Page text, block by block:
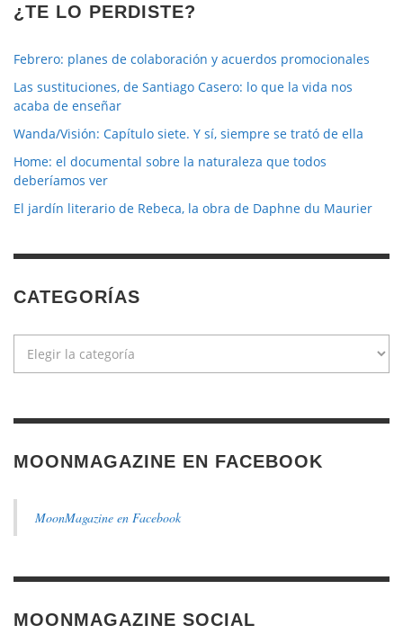
¿TE LO PERDISTE?
Febrero: planes de colaboración y acuerdos promocionales
Las sustituciones, de Santiago Casero: lo que la vida nos
acaba de enseñar
Wanda/Visión: Capítulo siete. Y sí, siempre se trató de ella
Home: el documental sobre la naturaleza que todos
deberíamos ver
El jardín literario de Rebeca, la obra de Daphne du Maurier
CATEGORÍAS
MOONMAGAZINE EN FACEBOOK
MoonMagazine en Facebook
MOONMAGAZINE SOCIAL